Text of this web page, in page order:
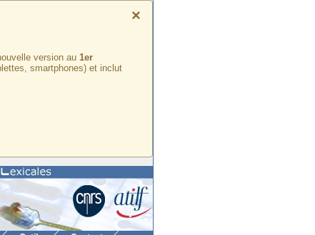
×
version au 1er
smartphones) et inclut